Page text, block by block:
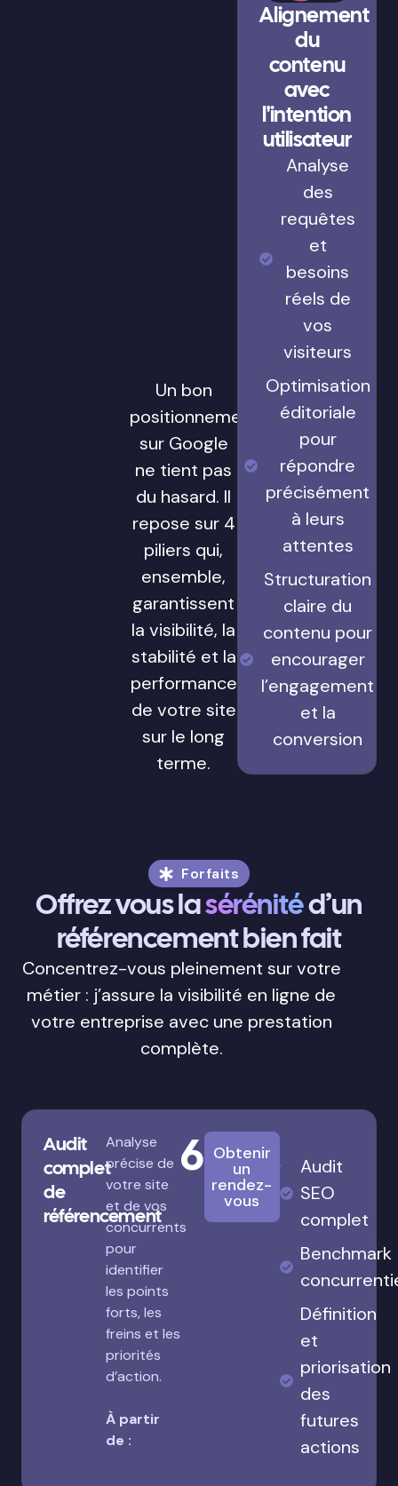
Un bon
positionnement
sur Google
ne tient pas
du hasard. Il
repose sur 4
piliers qui,
ensemble,
garantissent
la visibilité, la
stabilité et la
performance
de votre site
sur le long
terme.
Alignement
du
contenu
avec
l'intention
utilisateur
Analyse
des
requêtes
et
besoins
réels de
vos
visiteurs
Optimisation
éditoriale
pour
répondre
précisément
à leurs
attentes
Structuration
claire du
contenu pour
encourager
l’engagement
et la
conversion
Forfaits
Offrez vous lasérénitéd’un
référencement bien fait
Concentrez-vous pleinement sur votre
métier : j’assure la visibilité en ligne de
votre entreprise avec une prestation
complète.
Audit
complet
de
référencement
Analyse
précise de
votre site
et de vos
concurrents
pour
identifier
les points
forts, les
freins et les
priorités
d’action.
À partir
de :
680€
Obtenir
un
rendez-
vous
Audit
SEO
complet
Benchmark
Définition
et
priorisation
des
futures
actions